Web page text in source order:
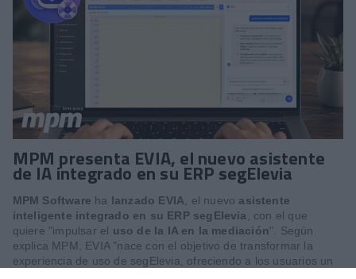
MPM presenta EVIA, el nuevo asistente
de IA integrado en su ERP segElevia
MPM Software ha lanzado EVIA, el nuevo asistente
inteligente integrado en su ERP segElevia, con el que
quiere "impulsar el uso de la IA en la mediación". Según
explica MPM, EVIA "nace con el objetivo de transformar la
experiencia de uso de segElevia, ofreciendo a los usuarios un